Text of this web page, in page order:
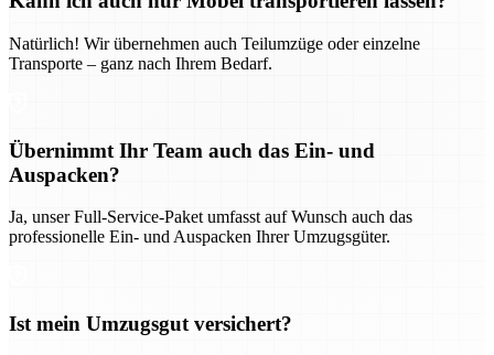
Natürlich! Wir übernehmen auch Teilumzüge oder einzelne
Transporte – ganz nach Ihrem Bedarf.
Übernimmt Ihr Team auch das Ein- und
Auspacken?
Ja, unser Full-Service-Paket umfasst auf Wunsch auch das
professionelle Ein- und Auspacken Ihrer Umzugsgüter.
Ist mein Umzugsgut versichert?